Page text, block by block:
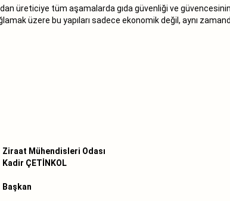
üreticiye tüm aşamalarda gıda güvenliği ve güvencesinin
üzere bu yapıları sadece ekonomik değil, aynı
Ziraat Mühendisleri Odası
Kadir ÇETİNKOL
Başkan